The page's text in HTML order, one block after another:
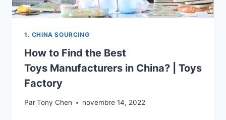
1. CHINA SOURCING
How to Find the Best
Toys Manufacturers in China? | Toys
Factory
ParTony Chen novembre 14, 2022